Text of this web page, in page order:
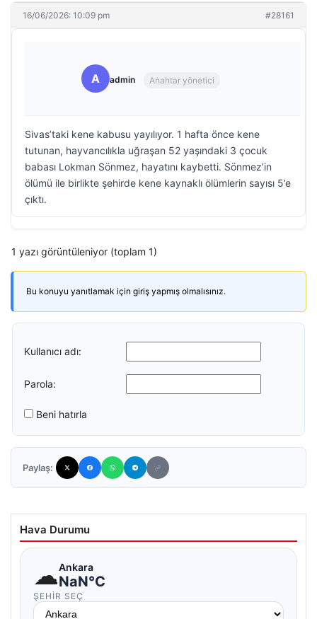
16/06/2026: 10:09 pm #28161
A admin Anahtar yönetici
Sivas’taki kene kabusu yayılıyor. 1 hafta önce kene
tutunan, hayvancılıkla uğraşan 52 yaşındaki 3 çocuk
babası Lokman Sönmez, hayatını kaybetti. Sönmez’in
ölümü ile birlikte şehirde kene kaynaklı ölümlerin sayısı 5’e
çıktı.
1 yazı görüntüleniyor (toplam 1)
Bu konuyu yanıtlamak için giriş yapmış olmalısınız.
Kullanıcı adı:
Parola:
Beni hatırla
Paylaş:
Hava Durumu
☁Ankara
NaN°C
ŞEHIR SEÇ